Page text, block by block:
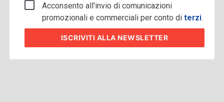
Acconsento all'invio di comunicazioni
promozionali e commerciali per conto diterzi.
ISCRIVITI ALLA NEWSLETTER